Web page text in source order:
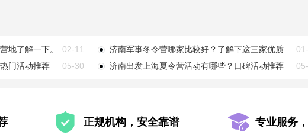
地了解一下。 02-11
门活动推荐
05-30 济南出发上海夏令营活动有哪些？口碑活动推荐
正规机构，安全靠谱 专业服务